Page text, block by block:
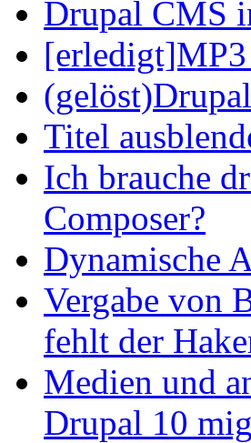
Drupal CMS
Titel
Ich brauche
Composer?
Dynamische
Vergabe von
fehlt der
Medien und
Drupal 10